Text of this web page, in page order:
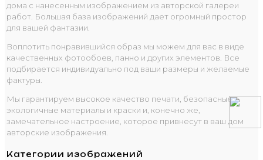
дома с нанесенным изображением из авторской галереи
работ. Большая база изображений дает огромный простор
для вашей фантазии.
Воплотить понравившийся образ мы можем для вас в виде
качественных фотообоев, панно и других элементов. Все
подбирается индивидуально под ваши размеры и желаемые
фактуры.
Мы гарантируем высокое качество печати, безопасные
экологичные материалы и краски и, конечно же,
замечательное настроение, которое привнесут в ваш дом
авторские изображения.
Категории изображений